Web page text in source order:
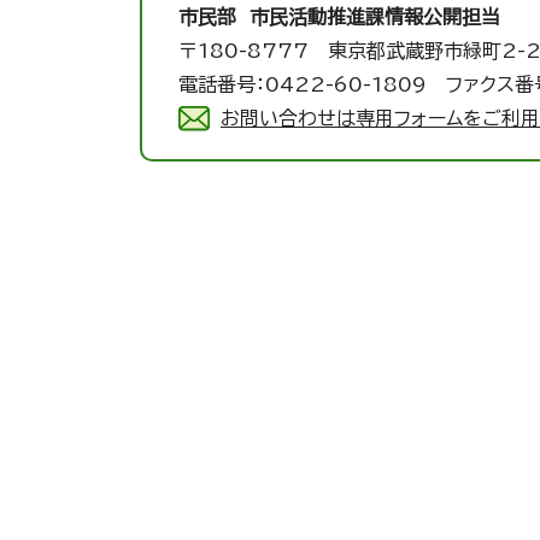
市民部 市民活動推進課情報公開担当
〒180-8777 東京都武蔵野市緑町2-
電話番号：0422-60-1809 ファクス
お問い合わせは専用フォームをご利用